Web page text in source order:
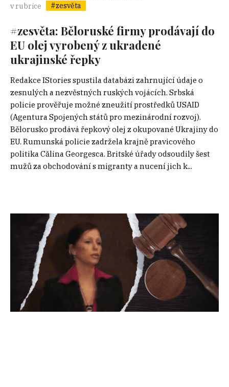
v rubrice
#zesvěta
#zesvěta: Běloruské firmy prodávají do
EU olej vyrobený z ukradené
ukrajinské řepky
Redakce IStories spustila databázi zahrnující údaje o
zesnulých a nezvěstných ruských vojácích. Srbská
policie prověřuje možné zneužití prostředků USAID
(Agentura Spojených států pro mezinárodní rozvoj).
Bělorusko prodává řepkový olej z okupované Ukrajiny do
EU. Rumunská policie zadržela krajně pravicového
politika Călina Georgesca. Britské úřady odsoudily šest
mužů za obchodování s migranty a nucení jich k...